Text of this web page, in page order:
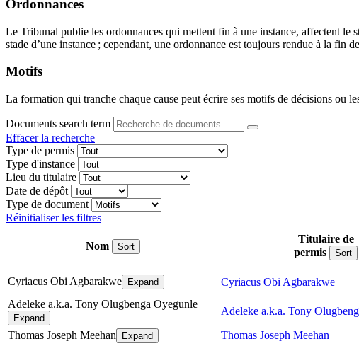
Ordonnances
Le Tribunal publie les ordonnances qui mettent fin à une instance, affectent le
stade d’une instance ; cependant, une ordonnance est toujours rendue à la fin
Motifs
La formation qui tranche chaque cause peut écrire ses motifs de décisions ou
Documents search term
Effacer la recherche
Type de permis
Type d'instance
Lieu du titulaire
Date de dépôt
Type de document
Réinitialiser les filtres
Nom Sort
Titulaire de
permis
Sort
Cyriacus Obi Agbarakwe Expand Cyriacus Obi Agbarakwe
Adeleke a.k.a. Tony Olugbenga Oyegunle
Expand
Adeleke a.k.a. Tony
Thomas Joseph Meehan
Expand Thomas Joseph Meehan